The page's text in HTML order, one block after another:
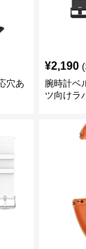
穴あ
¥2,190
腕時計ベ
ツ向けラ